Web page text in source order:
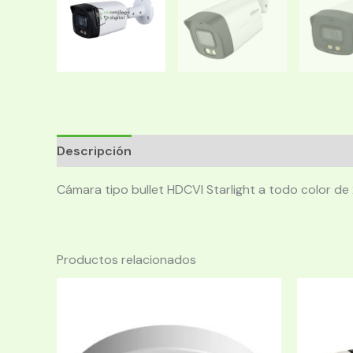
Descripción
Cámara tipo bullet HDCVI Starlight a todo color de
Productos relacionados